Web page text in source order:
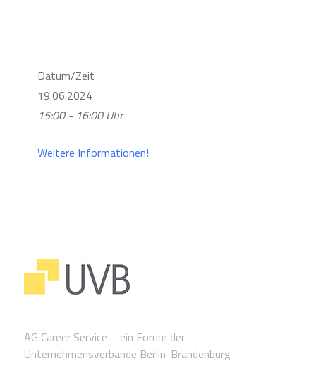
Datum/Zeit
19.06.2024
15:00 - 16:00 Uhr
Weitere Informationen!
AG Career Service – ein Forum der
Unternehmensverbände Berlin-Brandenburg